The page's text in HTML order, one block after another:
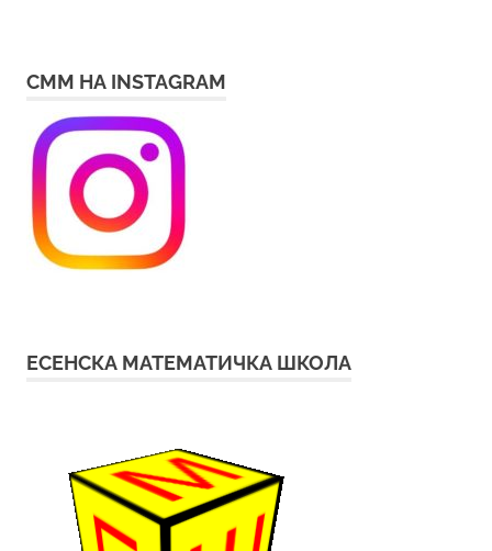
СММ НА INSTAGRAM
ЕСЕНСКА МАТЕМАТИЧКА ШКОЛА